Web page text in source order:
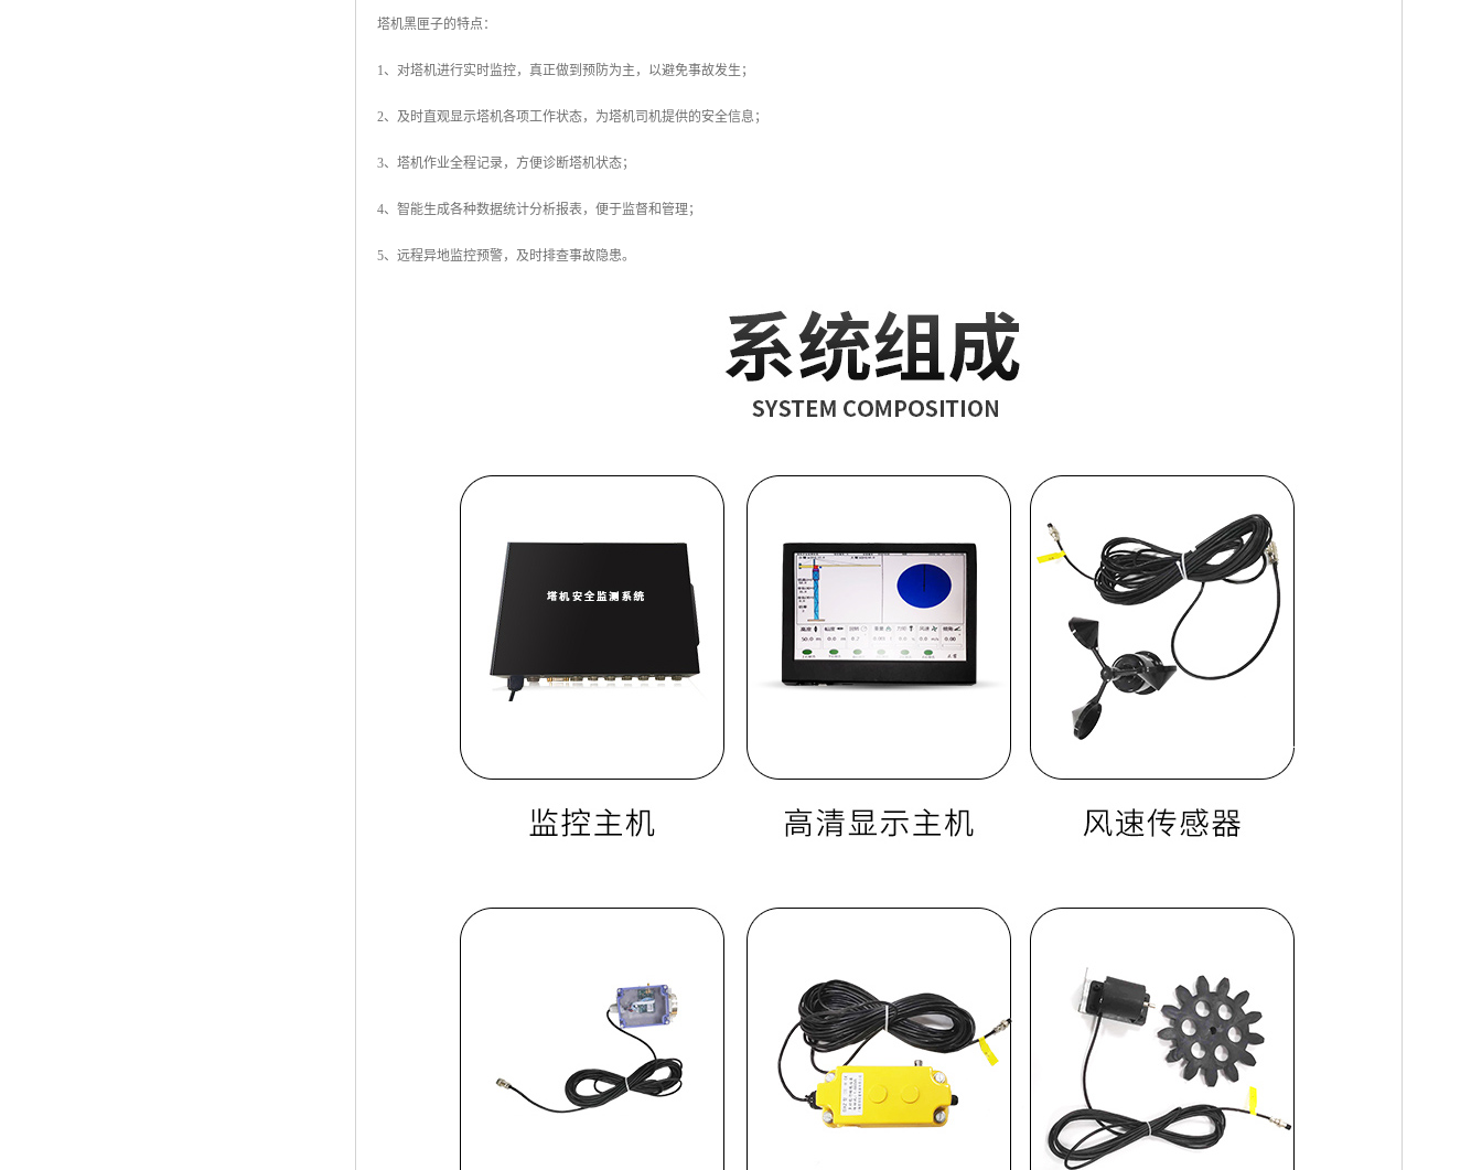
塔机黑匣子的特点：
1、对塔机进行实时监控，真正做到预防为主，以避免事故发生；
2、及时直观显示塔机各项工作状态，为塔机司机提供的安全信息；
3、塔机作业全程记录，方便诊断塔机状态；
4、智能生成各种数据统计分析报表，便于监督和管理；
5、远程异地监控预警，及时排查事故隐患。